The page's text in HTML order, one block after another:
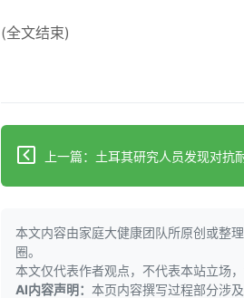
(全文结束)
本文内容由家庭大健康团队所原创或整
圈。
本文仅代表作者观点，不代表本站立场
AI内容声明： 本页内容撰写过程部分涉